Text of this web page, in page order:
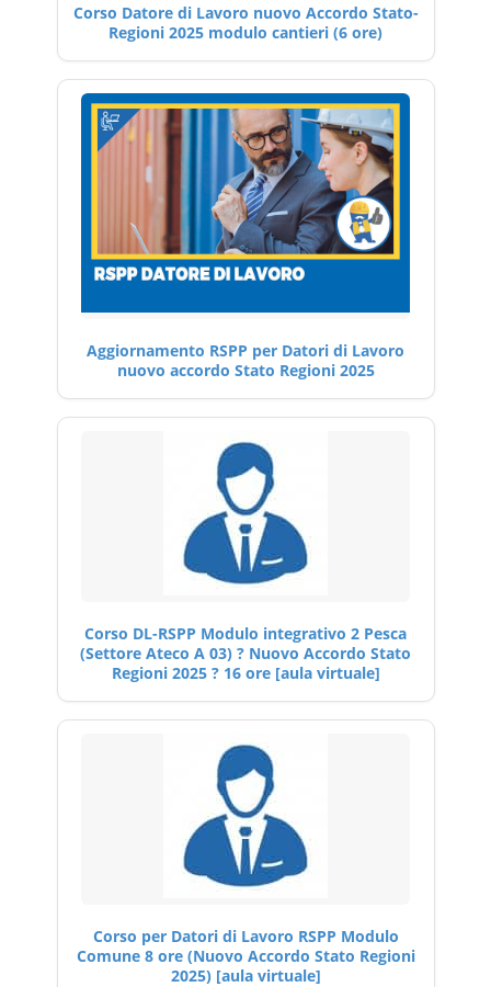
Corso Datore di Lavoro nuovo Accordo Stato-
Regioni 2025 modulo cantieri (6 ore)
Aggiornamento RSPP per Datori di Lavoro
nuovo accordo Stato Regioni 2025
Corso DL-RSPP Modulo integrativo 2 Pesca
(Settore Ateco A 03) ? Nuovo Accordo Stato
Regioni 2025 ? 16 ore [aula virtuale]
Corso per Datori di Lavoro RSPP Modulo
Comune 8 ore (Nuovo Accordo Stato Regioni
2025) [aula virtuale]